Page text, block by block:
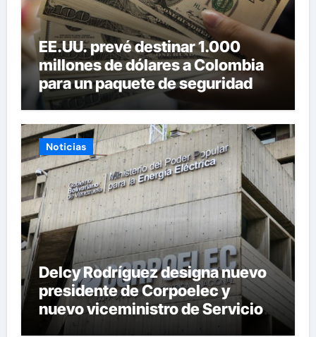
EE.UU. prevé destinar 1.000
millones de dólares a Colombia
para un paquete de seguridad
Noticias
Delcy Rodríguez designa nuevo
presidente de Corpoelec y
nuevo viceministro de Servicios
Eléctricos